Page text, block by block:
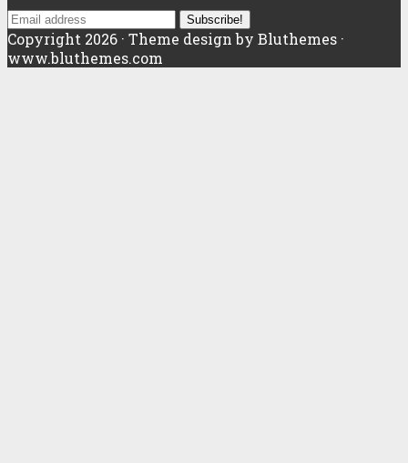
Subscribe!
Copyright 2026 · Theme design by Bluthemes ·
www.bluthemes.com